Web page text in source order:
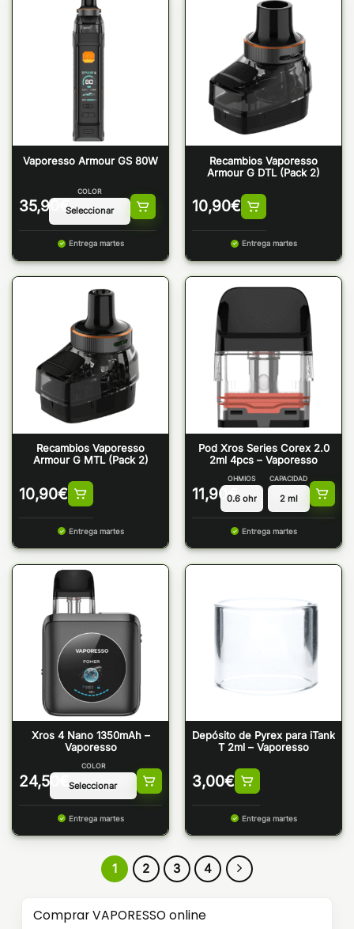
Vaporesso Armour GS 80W
35,90 €
COLOR
Entrega martes
Recambios Vaporesso
Armour G DTL (Pack 2)
10,90€
Entrega martes
Recambios Vaporesso
Armour G MTL (Pack 2)
10,90€
Entrega martes
Pod Xros Series Corex 2.0
2ml 4pcs – Vaporesso
11,90€
OHMIOS CAPACIDAD
Entrega martes
Xros 4 Nano 1350mAh –
Vaporesso
24,50
COLOR
Entrega martes
Depósito de Pyrex para iTank
T 2ml – Vaporesso
3,00€
Entrega martes
1 2 3 4
Comprar VAPORESSO online